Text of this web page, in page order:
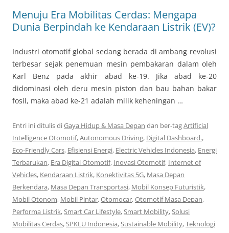
Menuju Era Mobilitas Cerdas: Mengapa
Dunia Berpindah ke Kendaraan Listrik (EV)?
Industri otomotif global sedang berada di ambang revolusi
terbesar sejak penemuan mesin pembakaran dalam oleh
Karl Benz pada akhir abad ke-19. Jika abad ke-20
didominasi oleh deru mesin piston dan bau bahan bakar
fosil, maka abad ke-21 adalah milik keheningan …
Entri ini ditulis diGaya Hidup & Masa Depan dan ber-tagArtificial
Intelligence Otomotif,Autonomous Driving, Digital Dashboard.,
Eco-Friendly Cars, Efisiensi Energi, Electric Vehicles Indonesia, Energi
Terbarukan, Era Digital Otomotif, Inovasi Otomotif, Internet of
Vehicles, Kendaraan Listrik, Konektivitas 5G, Masa Depan
Berkendara, Masa Depan Transportasi, Mobil Konsep Futuristik,
Mobil Otonom, Mobil Pintar,Otomocar,Otomotif Masa Depan,
Performa Listrik,Smart Car Lifestyle,Smart Mobility,Solusi
Mobilitas Cerdas,SPKLU Indonesia,Sustainable Mobility,Teknologi